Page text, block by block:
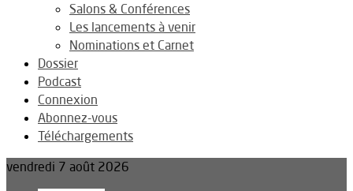
Salons & Conférences
Les lancements à venir
Nominations et Carnet
Dossier
Podcast
Connexion
Abonnez-vous
Téléchargements
vendredi 7 août 2026